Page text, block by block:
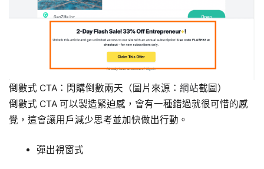
倒數式 CTA：閃購倒數兩天（圖片來源： 網站截圖）
倒數式 CTA 可以製造緊迫感，會有一種錯過就很可惜的感
覺，這會讓用戶減少思考並加快做出行動。
彈出視窗式